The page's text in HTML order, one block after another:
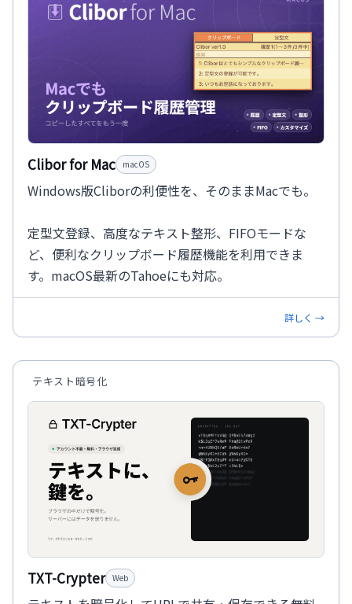
Clibor for Mac macOS
Windows版Cliborの利便性を、そのままMacでも。
定型文登録、高度なテキスト整形、FIFOモードな
ど、便利なクリップボード履歴機能を利用できま
す。macOS最新のTahoeにも対応。
詳しく →
テキスト暗号化
TXT-Crypter Web